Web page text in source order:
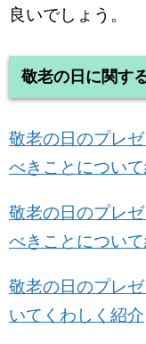
良いでしょう。
敬老の日に関す
敬老の日のプレ
べきことについ
敬老の日のプレ
べきことについ
敬老の日のプレ
いてくわしく紹介